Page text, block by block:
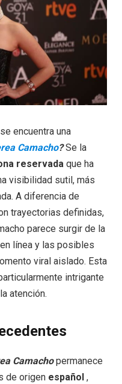
encuentra una
Camacho?Se la
reservada que ha
visibilidad sutil, más
A diferencia de
trayectorias definidas,
parece surgir de la
línea y las posibles
viral aislado. Esta
intrigante
atención.
Camachopermanece
de origen español ,